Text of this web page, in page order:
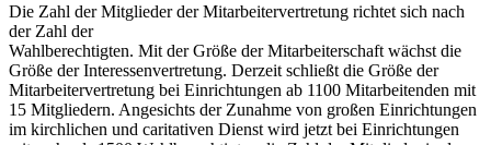
Die Zahl der Mitglieder der Mitarbeiter­vertretung richtet sich nach
der Zahl der
Wahlberechtigten. Mit der Größe der Mitarbeiterschaft wächst die
Größe der Interessenvertretung. Derzeit schließt die Größe der
Mitarbeitervertretung bei Einrichtungen ab 1100 Mitarbeitenden mit
15 Mitgliedern. Angesichts der Zunahme von großen Einrichtungen
im kirchlichen und caritativen Dienst wird jetzt bei Einrichtungen